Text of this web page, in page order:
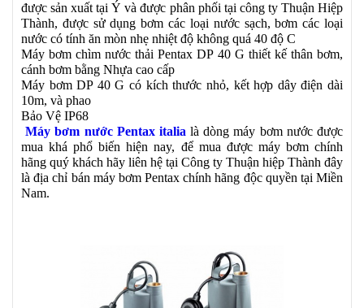
được sản xuất tại Ý và được phân phối tại công ty Thuận Hiệp
Thành, được sử dụng bơm các loại nước sạch, bơm các loại
nước có tính ăn mòn nhẹ nhiệt độ không quá 40 độ C
Máy bơm chìm nước thải Pentax DP 40 G thiết kế thân bơm,
cánh bơm bằng Nhựa cao cấp
Máy bơm DP 40 G có kích thước nhỏ, kết hợp dây điện dài
10m, và phao
Bảo Vệ IP68
Máy bơm nước Pentax italia là dòng máy bơm nước được
mua khá phổ biến hiện nay, để mua được máy bơm chính
hãng quý khách hãy liên hệ tại Công ty Thuận hiệp Thành đây
là địa chỉ bán máy bơm Pentax chính hãng độc quyền tại Miền
Nam.